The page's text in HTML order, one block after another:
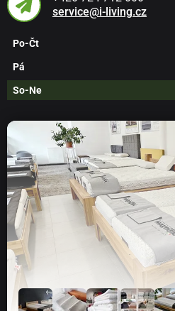
žádné stopy.service@i-living.cz
Po-Čt
Pá
So-Ne